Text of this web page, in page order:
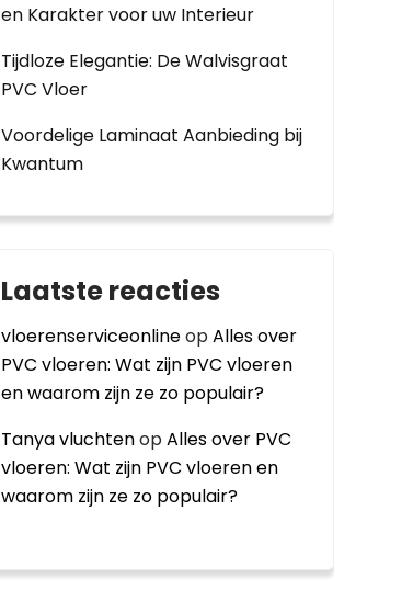
en Karakter voor uw Interieur
Tijdloze Elegantie: De Walvisgraat
PVC Vloer
Voordelige Laminaat Aanbieding bij
Kwantum
Laatste reacties
vloerenserviceonlineopAlles over
PVC vloeren: Wat zijn PVC vloeren
en waarom zijn ze zo populair?
Tanya vluchtenopAlles over PVC
vloeren: Wat zijn PVC vloeren en
waarom zijn ze zo populair?